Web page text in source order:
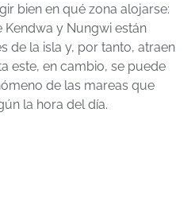
bien en qué zona alojarse:
Kendwa y Nungwi están
de la isla y, por tanto, atraen
este, en cambio, se puede
de las mareas que
la hora del día.